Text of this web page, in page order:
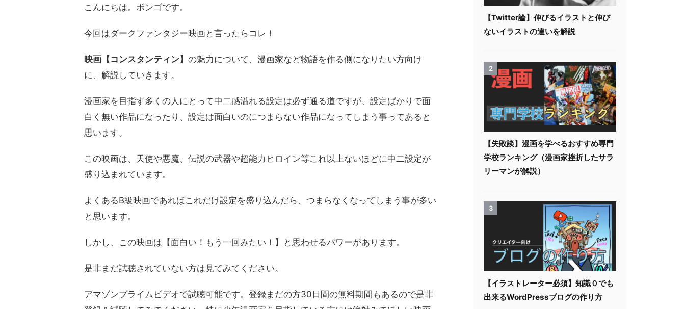
こんにちは。ボンゴです。
今回はダークファンタジー映画と言ったらコレ！
映画【コンスタンティン】 の魅力について、漫画家など物語を作る側になりたい方向け
に、解説していきます。
漫画家を目指す多くの人にとって中二感溢れる設定は必ず通る道ですが、設定ばかりで面
白く無い作品になったり、設定は面白いのにつまらない作品になってしまう事ってあると
思います。
この映画は、天使や悪魔、伝説の武器や超能力ヒロイン等これ以上ないほどに中二設定が
盛り込まれています。
よくあるB級映画であればこれだけ設定を盛り込んだら、つまらなくなってしまう事が多い
と思います。
しかし、この映画は【面白い！もう一回みたい！】と思わせるパワーがあります。
是非まだ試聴されていない方は見てみてください。
アマゾンプライムビデオで試聴可能です。登録まだの方30日間の無料期間もあるので是非
【Twitter論】伸びるイラストと伸び
ないイラストの違いを解説
2
【失敗談】漫画を学べるおすすめ専門
学校ランキング（漫画家挫折したサラ
リーマンが解説）
3
【イラストレーター必須】知識０でも
出来るWordPressブログの作り方